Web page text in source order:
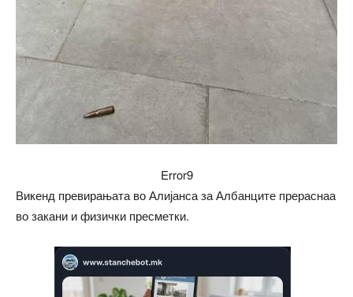
Error9
Викенд превирањата во Алијанса за Албанците прераснаа
во закани и физички пресметки.